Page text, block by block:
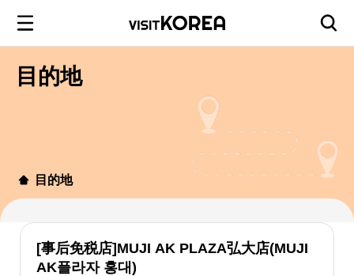
目的地
目的地
[事后免税店]MUJI AK PLAZA弘大店(MUJI
AK플라자 홍대)